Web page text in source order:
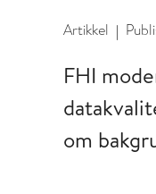
Artikkel |
FHI
om